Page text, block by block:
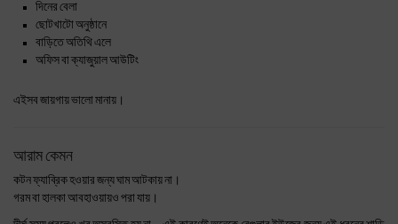
দিনের বেলা
ছোটখাটো অনুষ্ঠানে
বাড়িতে অতিথি এলে
অফিস বা ক্যাজুয়াল আউটিং
এইসব জায়গায় ভালো মানায়।
আরাম কেমন
কটন ফ্যাব্রিক হওয়ার জন্য ঘাম আটকায় না।
গরম বা হালকা আবহাওয়ায়ও পরা যায়।